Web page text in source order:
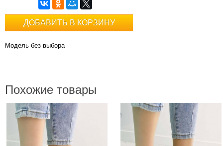
ДОБАВИТЬ В КОРЗИНУ
Модель без выбора
Похожие товары